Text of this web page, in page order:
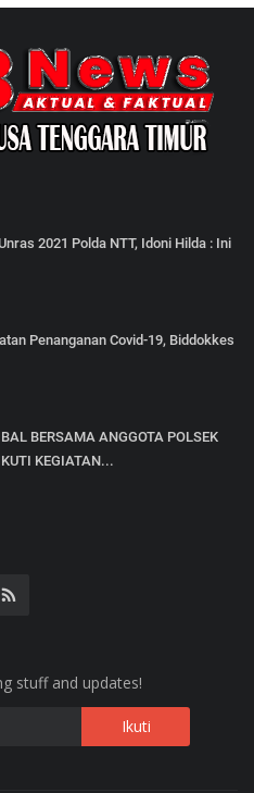
2021 Polda NTT, Idoni Hilda : Ini
Penanganan Covid-19, Biddokkes
BERSAMA ANGGOTA POLSEK
KEGIATAN...
stuff and updates!